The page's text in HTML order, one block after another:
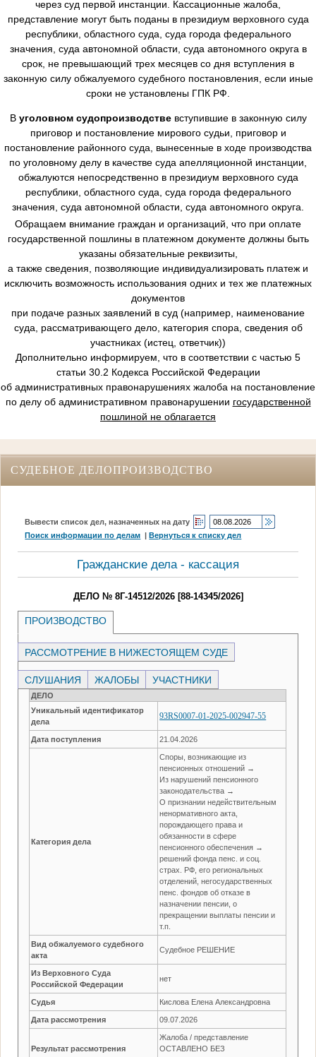
через суд первой инстанции. Кассационные жалоба,
представление могут быть поданы в президиум верховного суда
республики, областного суда, суда города федерального
значения, суда автономной области, суда автономного округа в
срок, не превышающий трех месяцев со дня вступления в
законную силу обжалуемого судебного постановления, если иные
сроки не установлены ГПК РФ.
В уголовном судопроизводствевступившие в законную силу
приговор и постановление мирового судьи, приговор и
постановление районного суда, вынесенные в ходе производства
по уголовному делу в качестве суда апелляционной инстанции,
обжалуются непосредственно в президиум верховного суда
республики, областного суда, суда города федерального
значения, суда автономной области, суда автономного округа.
Обращаем внимание граждан и организаций, что при оплате
государственной пошлины в платежном документе должны быть
указаны обязательные реквизиты,
а также сведения, позволяющие индивидуализировать платеж и
исключить возможность использования одних и тех же платежных
документов
при подаче разных заявлений в суд (например, наименование
суда, рассматривающего дело, категория спора, сведения об
участниках (истец, ответчик))
Дополнительно информируем, что в соответствии с частью 5
статьи 30.2 Кодекса Российской Федерации
об административных правонарушениях жалоба на постановление
по делу об административном правонарушении государственной
пошлиной не облагается
СУДЕБНОЕ ДЕЛОПРОИЗВОДСТВО
Вывести список дел, назначенных на дату
Поиск информации по делам |Вернуться к списку дел
Гражданские дела - кассация
ДЕЛО № 8Г-14512/2026 [88-14345/2026]
ПРОИЗВОДСТВО
РАССМОТРЕНИЕ В НИЖЕСТОЯЩЕМ СУДЕ
СЛУШАНИЯ ЖАЛОБЫ УЧАСТНИКИ
ДЕЛО
Уникальный идентификатор
дела
93RS0007-01-2025-002947-55
Дата поступления 21.04.2026
Категория дела
Споры, возникающие из
пенсионных отношений →
Из нарушений пенсионного
законодательства →
О признании недействительным
ненормативного акта,
порождающего права и
обязанности в сфере
пенсионного обеспечения →
решений фонда пенс. и соц.
страх. РФ, его региональных
отделений, негосударственных
пенс. фондов об отказе в
назначении пенсии, о
прекращении выплаты пенсии и
т.п.
Вид обжалуемого судебного
акта
Судебное РЕШЕНИЕ
Из Верховного Суда
Российской Федерации
нет
Судья Кислова Елена Александровна
Дата рассмотрения 09.07.2026
Результат рассмотрения
Жалоба / представление
ОСТАВЛЕНО БЕЗ